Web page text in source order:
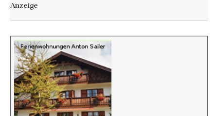
Anzeige